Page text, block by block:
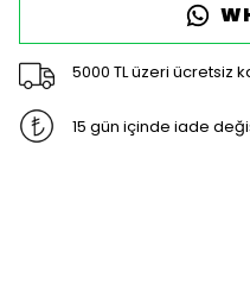
5000 TL üzeri ücretsiz
15 gün içinde iade